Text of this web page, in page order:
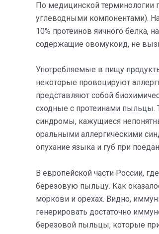
По медицинской
углеводными компонентами).
10% протеинов яичного белка,
содержащие овомукоид, не
Употребляемые в пищу
некоторые провоцируют
представляют собой
сходные с протеинами пыльцы.
синдромы, кажущиеся
оральными аллергическими
опухание языка и губ при
В европейской части России,
березовую пыльцу. Как
моркови и орехах. Видно,
генерировать достаточно
березовой пыльцы, которые